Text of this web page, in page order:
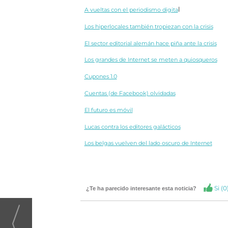
A vueltas con el periodismo digital
Los hiperlocales también tropiezan con la crisis
El sector editorial alemán hace piña ante la crisis
Los grandes de Internet se meten a quiosqueros
Cupones 1.0
Cuentas (de Facebook) olvidadas
El futuro es móvil
Lucas contra los editores galácticos
Los belgas vuelven del lado oscuro de Internet
¿Te ha parecido interesante esta noticia? Si (0)